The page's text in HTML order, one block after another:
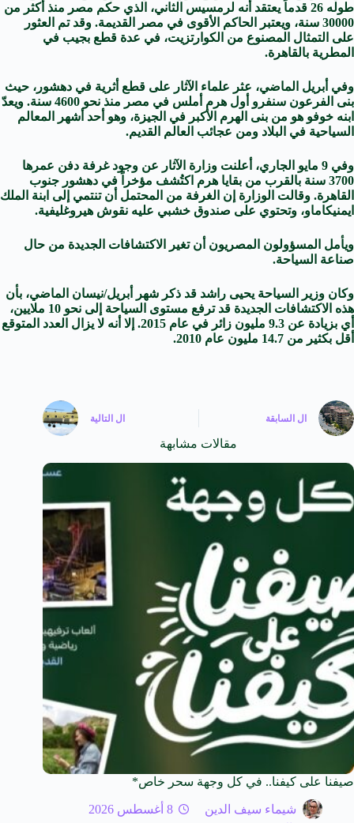
طوله 26 قدماً يعتقد أنه لرمسيس الثاني، الذي حكم مصر منذ أكثر من
30000 سنة، ويعتبر الحاكم الأقوى في مصر القديمة. وقد تم العثور
على التمثال المصنوع من الكوارتزيت، في عدة قطع بجيب في
المطرية بالقاهرة.
وفي أبريل الماضي، عثر علماء الآثار على قطع أثرية في دهشور، حيث
بنى الفرعون سنفرو أول هرم أملس في مصر منذ نحو 4600 سنة. ويعدّ
ابنه خوفو هو من بنى الهرم الأكبر في الجيزة، وهو أحد أشهر المعالم
السياحية في البلاد ومن عجائب العالم القديم.
وفي 9 مايو الجاري، أعلنت وزارة الآثار عن وجود غرفة دفن عمرها
3700 سنة بالقرب من بقايا هرم اكتُشف مؤخراً في دهشور جنوب
القاهرة. وقالت الوزارة إن الغرفة من المحتمل أن تنتمي إلى ابنة الملك
ايمنيكاماو، وتحتوي على صندوق خشبي عليه نقوش هيروغليفية.
ويأمل المسؤولون المصريون أن تغير الاكتشافات الجديدة من حال
صناعة السياحة.
وكان وزير السياحة يحيى راشد قد ذكر شهر أبريل/نيسان الماضي، بأن
هذه الاكتشافات الجديدة قد ترفع مستوى السياحة إلى نحو 10 ملايين،
أي بزيادة عن 9.3 مليون زائر في عام 2015. إلا أنه لا يزال العدد المتوقع
أقل بكثير من 14.7 مليون عام 2010.
ال السابقة ال التالية
مقالات مشابهة
صيفنا على كيفنا.. في كل وجهة سحر خاص*
شيماء سيف الدين
8 أغسطس 2026